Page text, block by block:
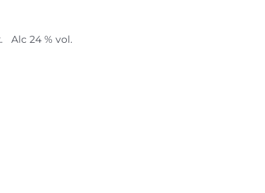
Alc 24 % vol.